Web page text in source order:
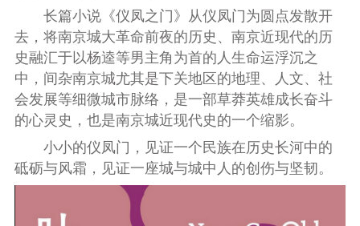
长篇小说《仪凤之门》从仪凤门为圆点发散开
去，将南京城大革命前夜的历史、南京近现代的历
史融汇于以杨逵等男主角为首的人生命运浮沉之
中，间杂南京城尤其是下关地区的地理、人文、社
会发展等细微城市脉络，是一部草莽英雄成长奋斗
的心灵史，也是南京城近现代史的一个缩影。
小小的仪凤门，见证一个民族在历史长河中的
砥砺与风霜，见证一座城与城中人的创伤与坚韧。